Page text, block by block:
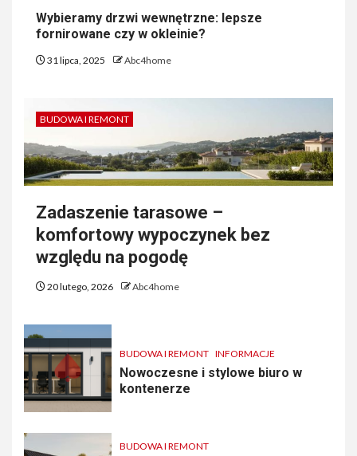
Wybieramy drzwi wewnętrzne: lepsze
fornirowane czy w okleinie?
31 lipca, 2025 Abc4home
BUDOWA I REMONT
Zadaszenie tarasowe –
komfortowy wypoczynek bez
względu na pogodę
20 lutego, 2026 Abc4home
BUDOWA I REMONT INFORMACJE
Nowoczesne i stylowe biuro w
kontenerze
BUDOWA I REMONT